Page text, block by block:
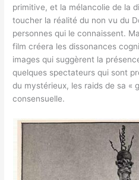
primitive, et la mélancolie de la
toucher la réalité du non vu du
personnes qui le connaissent.
film créera les dissonances
images qui suggèrent la
quelques spectateurs qui sont
du mystérieux, les raids de sa «
consensuelle.